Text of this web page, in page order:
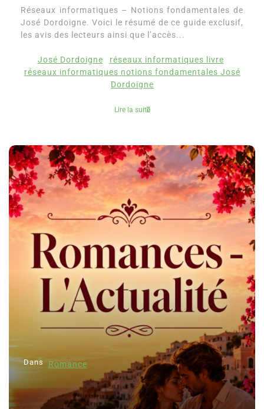
Réseaux informatiques – Notions fondamentales de
José Dordoigne. Voici le résumé de ce guide exclusif,
les avis des lecteurs ainsi que l’accès...
José Dordoigne
réseaux informatiques livre
réseaux informatiques notions fondamentales José
Dordoigne
Lire la suite
Dans Romance